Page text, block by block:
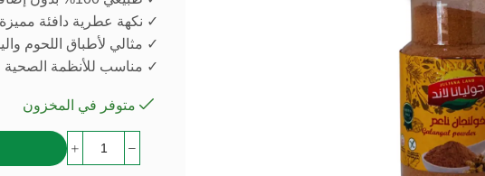
✓ نكهة عطرية دافئة مميزة
✓ مثالي لأطباق اللحوم
✓ مناسب للأنظمة الصحية
متوفر في المخزون